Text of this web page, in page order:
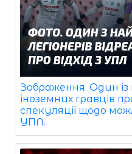
Зображення. Один
іноземних гравців
спекуляції щодо
УПЛ.